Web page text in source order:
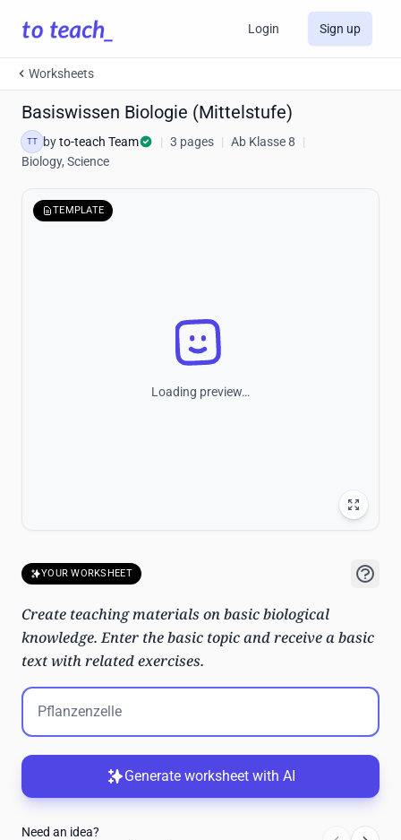
Login Sign up
Worksheets
Basiswissen Biologie (Mittelstufe)
TT byto-teach Team | 3 pages | Ab Klasse 8
|
Biology, Science
TEMPLATE
Loading preview…
YOUR WORKSHEET
Create teaching materials on basic biological
knowledge. Enter the basic topic and receive a basic
text with related exercises.
Generate worksheet with AI
Need an idea?